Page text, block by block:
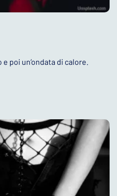
poi un’ondata di calore.